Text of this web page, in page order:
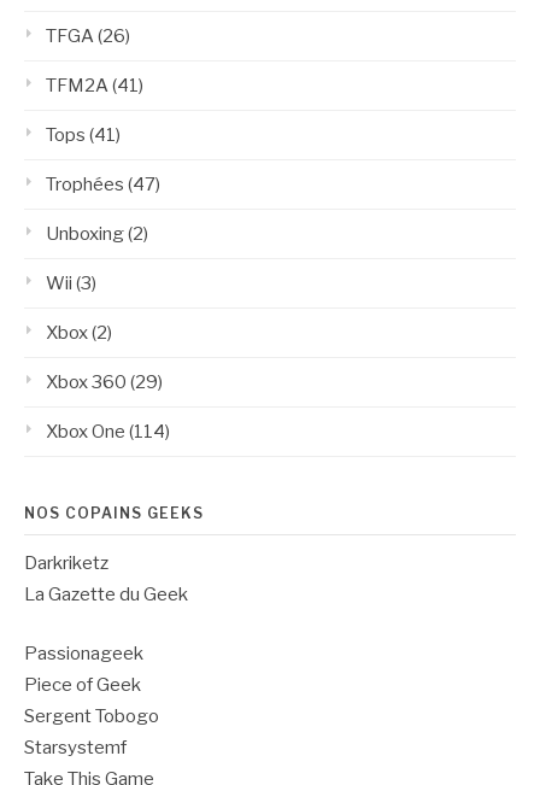
TFGA(26)
TFM2A(41)
Tops (41)
Trophées (47)
Unboxing(2)
Wii (3)
Xbox(2)
Xbox 360 (29)
Xbox One (114)
NOS COPAINS GEEKS
Darkriketz
La Gazette du Geek
Passionageek
Piece of Geek
Sergent Tobogo
Starsystemf
Take This Game